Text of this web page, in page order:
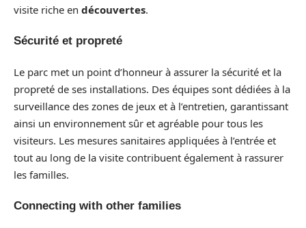
visite riche en découvertes.
Sécurité et propreté
Le parc met un point d’honneur à assurer la sécurité et la
propreté de ses installations. Des équipes sont dédiées à la
surveillance des zones de jeux et à l’entretien, garantissant
ainsi un environnement sûr et agréable pour tous les
visiteurs. Les mesures sanitaires appliquées à l’entrée et
tout au long de la visite contribuent également à rassurer
les familles.
Connecting with other families